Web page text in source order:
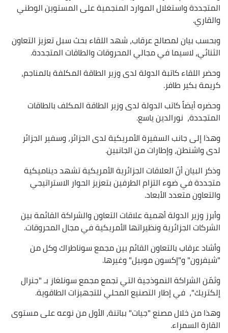
المتجددة واستغلال الموارد المنجمية على المستوين الوطني
والقاري.
وبحسب بيان لمصالح عرقاب، شهد اللقاء بحث سبل تعزيز التعاون
الثنائي، لاسيما في مجالي المحروقات والطاقات المتجددة.
وحضر اللقاء كاتبة الدولة لدى وزير الطاقة المكلفة بالمناجم،
كريمة بكير طافر.
وحضره أيضاً كاتب الدولة لدى وزير الطاقة المكلف بالطاقات
المتجددة، نورالدين ياسع.
وهذا إلى جانب السفيرة الأمريكية لدى الجزائر، وسفير الجزائر
لدى واشنطن، وإطارات من الجانبين.
وذكر البيان أنّ العلاقات الجزائرية الأمريكية تشهد ديناميكية
متجددة في ضوء التزام الطرفين بتعزيز الحوار الاستراتيجي
والتعاون متعدد الأبعاد.
وأبرز وزير الدولة أهمية علاقات التعاون والشراكة القائمة بين
الشركات الجزائرية ونظيراتها الأمريكية في مجال المحروقات.
وأشاد عرقاب بالتعاون القائم بين مجمع سوناطراك وكل من
"شيفرون" و"إكسون موبيل" وغيرها.
وثمّن الشراكة النموذجية التي تجمع مجمع سونلغاز بـ "جنرال
إلكتريك"، في إطار التصنيع المحلي للتجهيزات الطاقوية.
وهذا من خلال مصنع "جيات" بباتنة، الأول من نوعه على مستوى
القارة السمراء.